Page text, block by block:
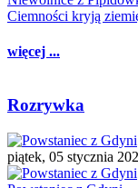
Ciemności kryją
więcej ...
Rozrywka
piątek, 05 stycznia